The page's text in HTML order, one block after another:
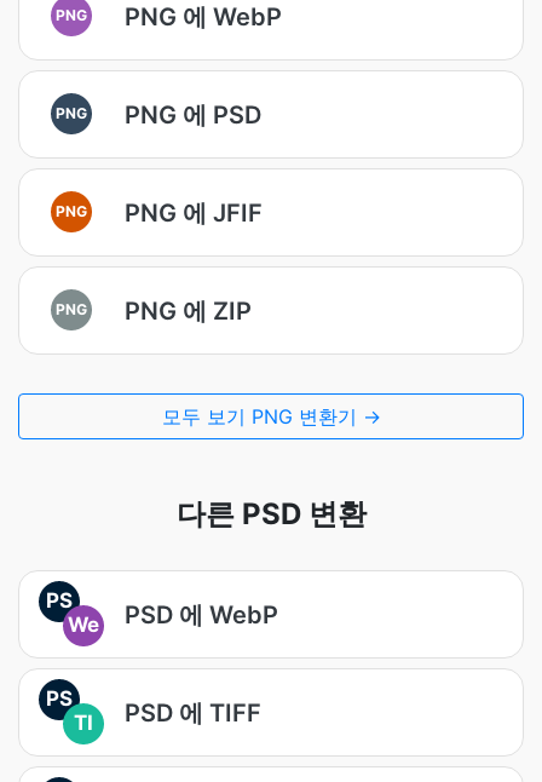
PNG PNG 에 WebP
PNG PNG 에 PSD
PNG PNG 에 JFIF
PNG PNG 에 ZIP
모두 보기 PNG 변환기 →
다른 PSD 변환
PS
We
PSD 에 WebP
PS
TI
PSD 에 TIFF